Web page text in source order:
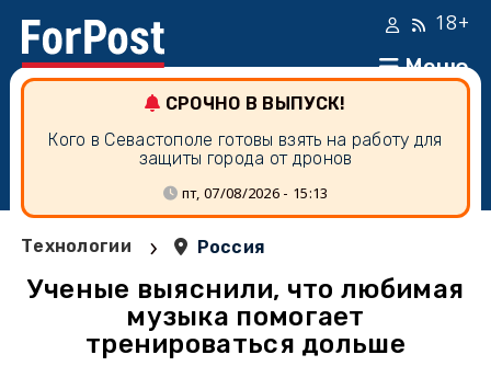
Меню
18+
СРОЧНО В ВЫПУСК!
Кого в Севастополе готовы взять на работу для
защиты города от дронов
пт, 07/08/2026 - 15:13
Технологии › Россия
Ученые выяснили, что любимая
музыка помогает
тренироваться дольше